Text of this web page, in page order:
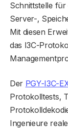
Schnittstelle
Server-,
Mit diesen
das I3C-
Der PGY-I3C-
Protokolltests,
Ingenieure